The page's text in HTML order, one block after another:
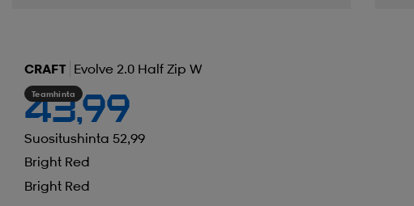
CRAFT Evolve 2.0 Half Zip W
Teamhinta
43,99
Suositushinta 52,99
Bright Red
Bright Red